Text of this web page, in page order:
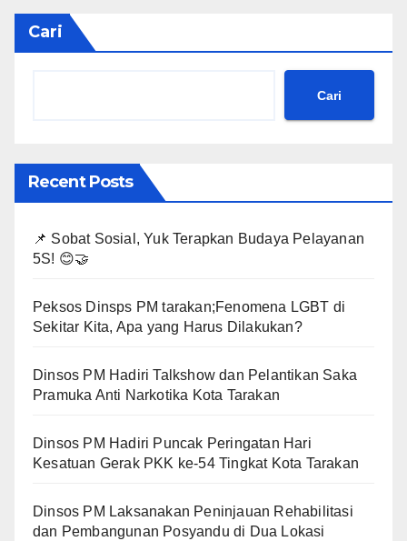
Cari
Cari
Recent Posts
📌 Sobat Sosial, Yuk Terapkan Budaya Pelayanan
5S! 😊🤝
Peksos Dinsps PM tarakan;Fenomena LGBT di
Sekitar Kita, Apa yang Harus Dilakukan?
Dinsos PM Hadiri Talkshow dan Pelantikan Saka
Pramuka Anti Narkotika Kota Tarakan
Dinsos PM Hadiri Puncak Peringatan Hari
Kesatuan Gerak PKK ke-54 Tingkat Kota Tarakan
Dinsos PM Laksanakan Peninjauan Rehabilitasi
dan Pembangunan Posyandu di Dua Lokasi